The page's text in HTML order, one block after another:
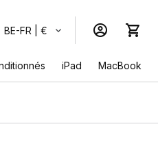
BE-FR | €
iPad MacBook